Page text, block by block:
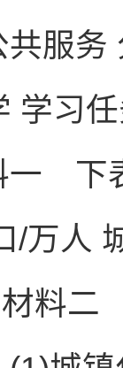
服
学习
一 下
/万人
料二